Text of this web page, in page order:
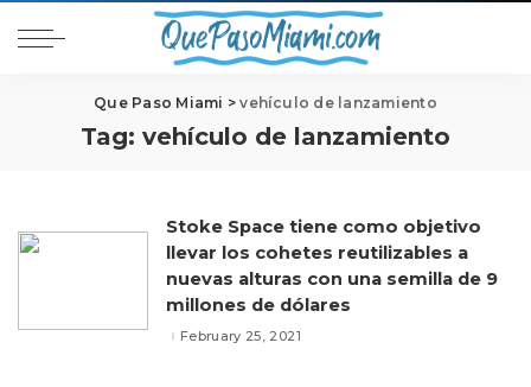
Que Paso Miami >vehículo de lanzamiento
Tag: vehículo de lanzamiento
Stoke Space tiene como objetivo
llevar los cohetes reutilizables a
nuevas alturas con una semilla de 9
millones de dólares
February 25, 2021